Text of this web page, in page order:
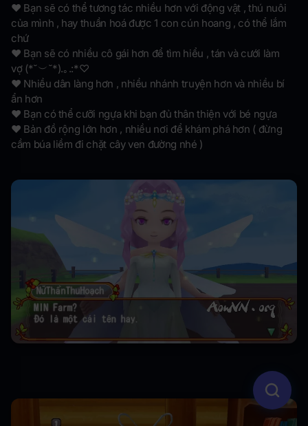
❤ Bạn sẽ có thể tương tác nhiều hơn với động vật , thú nuôi
của mình , hay thuần hoá được 1 con cún hoang , có thể lắm
chứ
❤ Bạn sẽ có nhiều cô gái hơn để tìm hiểu , tán và cưới làm
vợ (*˘︶˘*).｡.:*♡
❤ Nhiều dân làng hơn , nhiều nhánh truyện hơn và nhiều bí
ẩn hơn
❤ Bạn có thể cưỡi ngựa khi bạn đủ thân thiện với bé ngựa
❤ Bản đồ rộng lớn hơn , nhiều nơi để khám phá hơn ( đừng
cầm búa liềm đi chặt cây ven đường nhé )